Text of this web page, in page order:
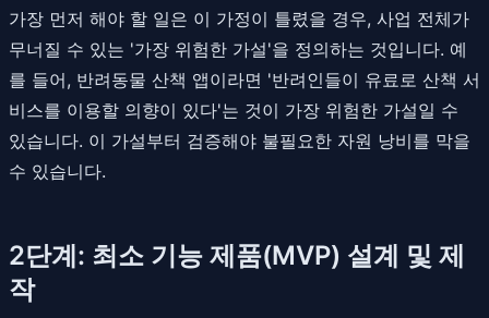
가장 먼저 해야 할 일은 이 가정이 틀렸을 경우, 사업 전체가
무너질 수 있는 '가장 위험한 가설'을 정의하는 것입니다. 예
를 들어, 반려동물 산책 앱이라면 '반려인들이 유료로 산책 서
비스를 이용할 의향이 있다'는 것이 가장 위험한 가설일 수
있습니다. 이 가설부터 검증해야 불필요한 자원 낭비를 막을
수 있습니다.
2단계: 최소 기능 제품(MVP) 설계 및 제
작